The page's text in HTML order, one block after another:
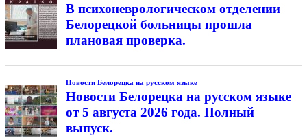
В психоневрологическом отделении
Белорецкой больницы прошла
плановая проверка.
Новости Белорецка на русском языке
Новости Белорецка на русском языке
от 5 августа 2026 года. Полный
выпуск.